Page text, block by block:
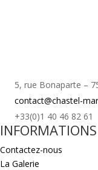
5, rue Bonaparte –
contact@chastel-
+33(0)1 40 46 82 61
Contactez-nous
La Galerie